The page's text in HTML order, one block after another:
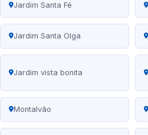
Jardim Santa Fé
Jardim Santa Olga
Jardim vista bonita
Montalvão